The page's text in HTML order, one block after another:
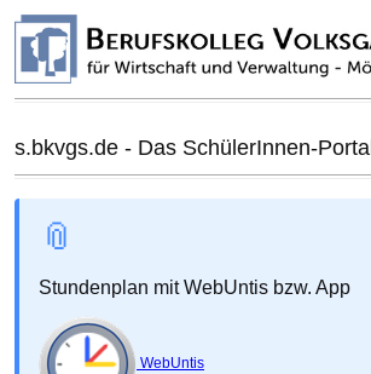
s.bkvgs.de - Das SchülerInnen-Portal
📎
Stundenplan mit WebUntis bzw. App
WebUntis